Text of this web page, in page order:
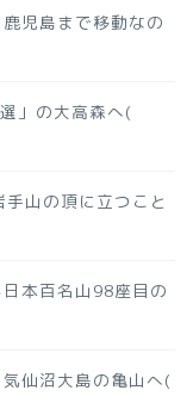
児島まで移動なの
」の大高森へ(
山の頂に立つこと
本百名山98座目の
仙沼大島の亀山へ(